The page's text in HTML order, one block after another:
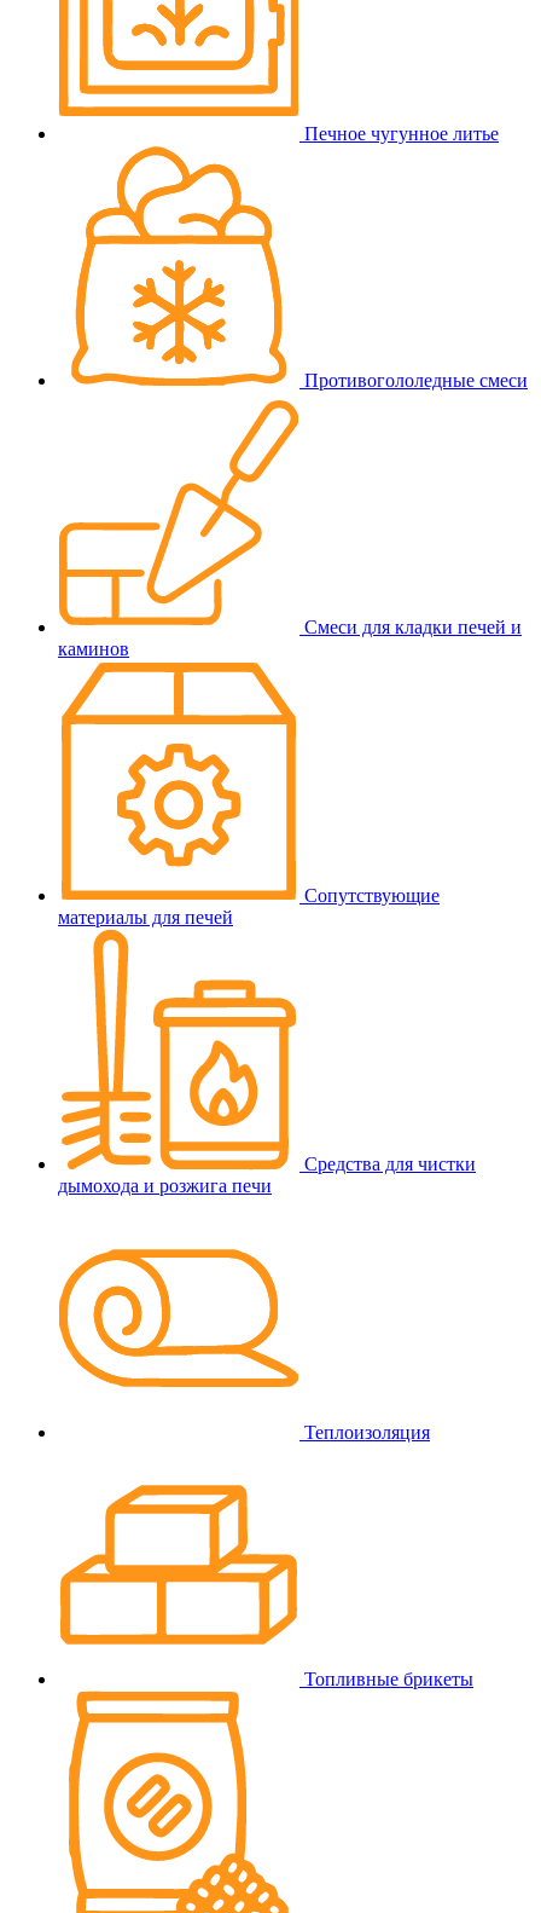
Печное чугунное литье
Противогололедные смеси
Смеси для кладки печей и
каминов
Сопутствующие
материалы для печей
Средства для чистки
дымохода и розжига печи
Теплоизоляция
Топливные брикеты